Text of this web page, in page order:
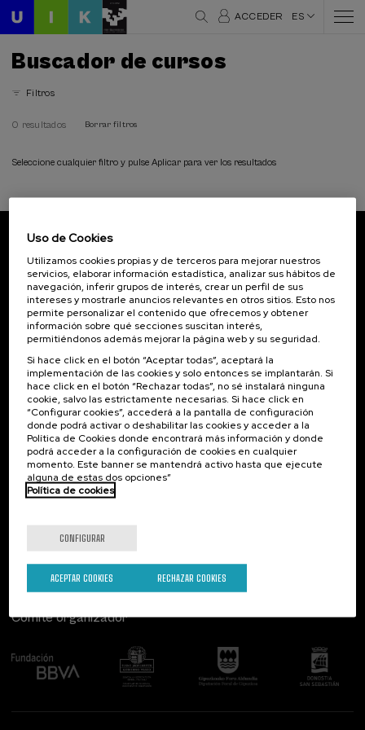
ACCEDER ES
Buscador de cursos
Filtros
0 resultados Borrar filtros
Seleccione cualquier filtro y pulse Aplicar para ver los resultados
Inscríbete para ser el primero/a en recibir las
novedades de UIK.
Suscribirse
Contacto
Palacio Miramar
Paseo de Miraconcha, 48
20007 Donostia / San Sebastián
Gipuzkoa, Spain
Contacta con nosotros
De interés...
Actividades anteriores
Comité organizador
Uso de Cookies
Utilizamos cookies propias y de terceros para mejorar nuestros
servicios, elaborar información estadística, analizar sus hábitos de
navegación, inferir grupos de interés, crear un perfil de sus
intereses y mostrarle anuncios relevantes en otros sitios. Esto nos
permite personalizar el contenido que ofrecemos y obtener
información sobre qué secciones suscitan interés,
permitiéndonos además mejorar la página web y su seguridad.
Si hace click en el botón “Aceptar todas”, aceptará la
implementación de las cookies y solo entonces se implantarán. Si
hace click en el botón “Rechazar todas”, no sé instalará ninguna
cookie, salvo las estrictamente necesarias. Si hace click en
“Configurar cookies”, accederá a la pantalla de configuración
donde podrá activar o deshabilitar las cookies y acceder a la
Política de Cookies donde encontrará más información y donde
podrá acceder a la configuración de cookies en cualquier
momento. Este banner se mantendrá activo hasta que ejecute
alguna de estas dos opciones”
Política de cookies
CONFIGURAR
RECHAZAR COOKIES
ACEPTAR COOKIES